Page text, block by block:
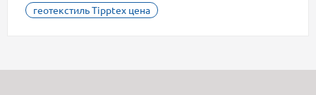
геотекстиль Tipptex цена